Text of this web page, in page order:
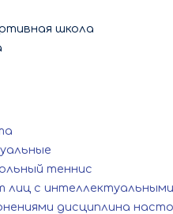
школа
теннис
лиц с интеллектуальными
дисциплина